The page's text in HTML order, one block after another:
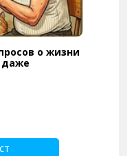
о жизни
даже